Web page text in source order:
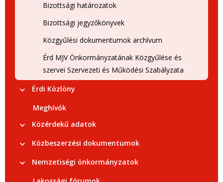
Bizottsági határozatok
Bizottsági jegyzőkönyvek
Közgyűlési dokumentumok archívum
Érd MJV Önkormányzatának Közgyűlése és
szervei Szervezeti és Működési Szabályzata
Érdi Közlöny
Meghívók
Közérdekű adatok
Közbeszerzési dokumentumok
Nemzetiségi önkormányzatok